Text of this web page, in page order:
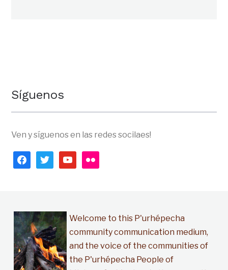
Síguenos
Ven y síguenos en las redes socilaes!
facebooktwitteryoutubeflickr
Welcome to this P'urhépecha
community communication medium,
and the voice of the communities of
the P'urhépecha People of